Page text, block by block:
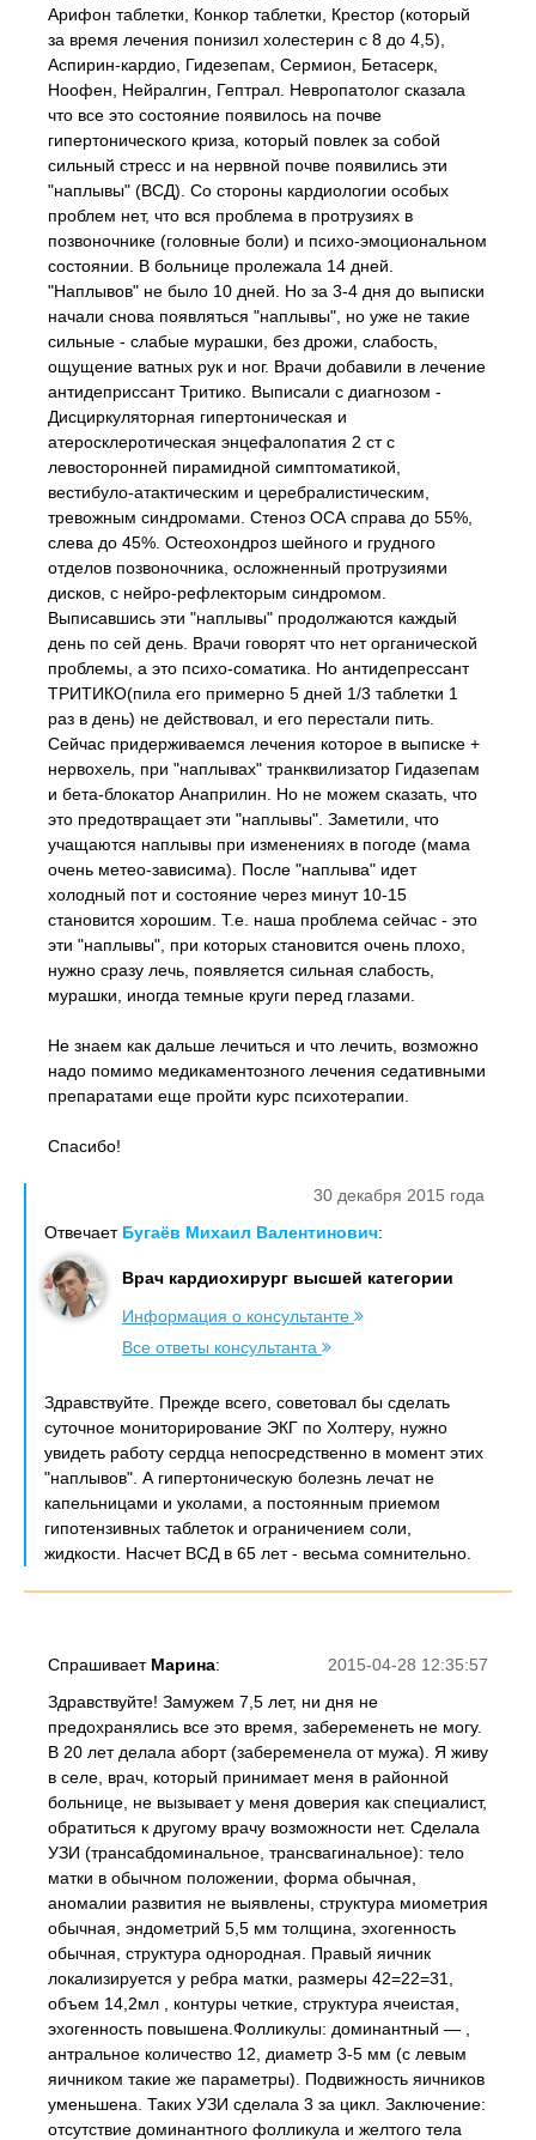
Арифон таблетки, Конкор таблетки, Крестор (который
за время лечения понизил холестерин с 8 до 4,5),
Аспирин-кардио, Гидезепам, Сермион, Бетасерк,
Ноофен, Нейралгин, Гептрал. Невропатолог сказала
что все это состояние появилось на почве
гипертонического криза, который повлек за собой
сильный стресс и на нервной почве появились эти
"наплывы" (ВСД). Со стороны кардиологии особых
проблем нет, что вся проблема в протрузиях в
позвоночнике (головные боли) и психо-эмоциональном
состоянии. В больнице пролежала 14 дней.
"Наплывов" не было 10 дней. Но за 3-4 дня до выписки
начали снова появляться "наплывы", но уже не такие
сильные - слабые мурашки, без дрожи, слабость,
ощущение ватных рук и ног. Врачи добавили в лечение
антидеприссант Тритико. Выписали с диагнозом -
Дисциркуляторная гипертоническая и
атеросклеротическая энцефалопатия 2 ст с
левосторонней пирамидной симптоматикой,
вестибуло-атактическим и церебралистическим,
тревожным синдромами. Стеноз ОСА справа до 55%,
слева до 45%. Остеохондроз шейного и грудного
отделов позвоночника, осложненный протрузиями
дисков, с нейро-рефлекторым синдромом.
Выписавшись эти "наплывы" продолжаются каждый
день по сей день. Врачи говорят что нет органической
проблемы, а это психо-соматика. Но антидепрессант
ТРИТИКО(пила его примерно 5 дней 1/3 таблетки 1
раз в день) не действовал, и его перестали пить.
Сейчас придерживаемся лечения которое в выписке +
нервохель, при "наплывах" транквилизатор Гидазепам
и бета-блокатор Анаприлин. Но не можем сказать, что
это предотвращает эти "наплывы". Заметили, что
учащаются наплывы при изменениях в погоде (мама
очень метео-зависима). После "наплыва" идет
холодный пот и состояние через минут 10-15
становится хорошим. Т.е. наша проблема сейчас - это
эти "наплывы", при которых становится очень плохо,
нужно сразу лечь, появляется сильная слабость,
мурашки, иногда темные круги перед глазами.
Не знаем как дальше лечиться и что лечить, возможно
надо помимо медикаментозного лечения седативными
препаратами еще пройти курс психотерапии.
Спасибо!
30 декабря 2015 года
Отвечает Бугаёв Михаил Валентинович:
Врач кардиохирург высшей категории
Информация о консультанте
Все ответы консультанта
Здравствуйте. Прежде всего, советовал бы сделать
суточное мониторирование ЭКГ по Холтеру, нужно
увидеть работу сердца непосредственно в момент этих
"наплывов". А гипертоническую болезнь лечат не
капельницами и уколами, а постоянным приемом
гипотензивных таблеток и ограничением соли,
жидкости. Насчет ВСД в 65 лет - весьма сомнительно.
2015-04-28 12:35:57
Спрашивает Марина:
Здравствуйте! Замужем 7,5 лет, ни дня не
предохранялись все это время, забеременеть не могу.
В 20 лет делала аборт (забеременела от мужа). Я живу
в селе, врач, который принимает меня в районной
больнице, не вызывает у меня доверия как специалист,
обратиться к другому врачу возможности нет. Сделала
УЗИ (трансабдоминальное, трансвагинальное): тело
матки в обычном положении, форма обычная,
аномалии развития не выявлены, структура миометрия
обычная, эндометрий 5,5 мм толщина, эхогенность
обычная, структура однородная. Правый яичник
локализируется у ребра матки, размеры 42=22=31,
объем 14,2мл , контуры четкие, структура ячеистая,
эхогенность повышена.Фолликулы: доминантный — ,
антральное количество 12, диаметр 3-5 мм (с левым
яичником такие же параметры). Подвижность яичников
уменьшена. Таких УЗИ сделала 3 за цикл. Заключение:
отсутствие доминантного фолликула и желтого тела